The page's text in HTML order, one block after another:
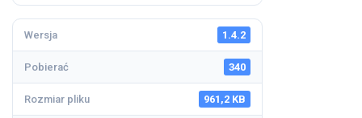
Wersja 1.4.2
Pobierać 340
Rozmiar pliku 961,2 KB